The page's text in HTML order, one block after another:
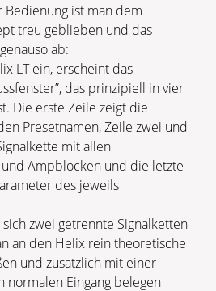
ist man dem
treu geblieben und das
ab:
LT ein, erscheint das
das prinzipiell in vier
Die erste Zeile zeigt die
Presetnamen, Zeile zwei und
mit allen
Ampblöcken und die letzte
des jeweils
zwei getrennte Signalketten
an den Helix rein theoretische
und zusätzlich mit einer
normalen Eingang belegen